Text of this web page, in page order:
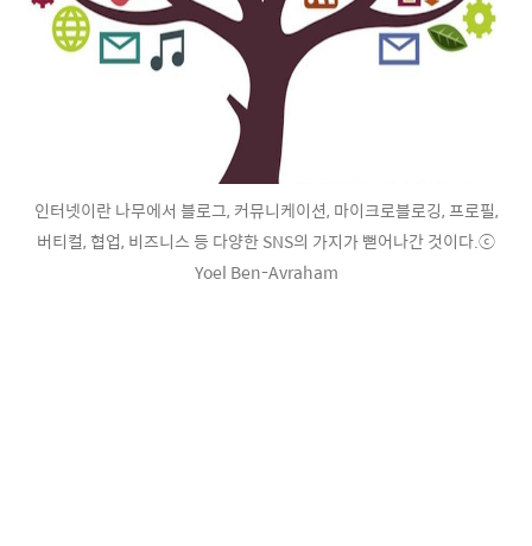
인터넷이란 나무에서 블로그, 커뮤니케이션, 마이크로블로깅, 프로필,
버티컬, 협업, 비즈니스 등 다양한 SNS의 가지가 뻗어나간 것이다.ⓒ
Yoel Ben-Avraham